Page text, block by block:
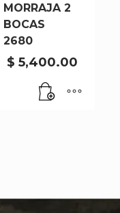
MORRAJA 2
BOCAS
2680
$ 5,400.00